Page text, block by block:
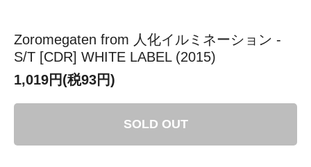
Zoromegaten from 人化イルミネーション -
S/T [CDR] WHITE LABEL (2015)
1,019円(税93円)
SOLD OUT